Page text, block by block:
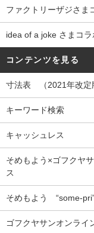
ファクトリーザジさま
idea of a joke さまコラ
コンテンツを見る
寸法表 （2021年改定
キーワード検索
キャッシュレス
そめもよう×ゴフクヤ
ス
そめもよう “some-
ゴフクヤサンオンライ